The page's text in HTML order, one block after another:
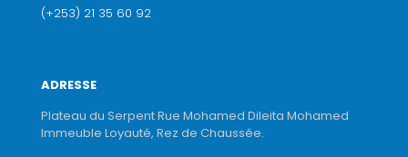
(+253) 21 35 60 92
ADRESSE
Plateau du Serpent Rue Mohamed Dileita Mohamed
Immeuble Loyauté, Rez de Chaussée.